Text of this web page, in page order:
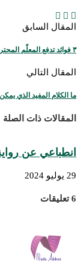
المقال السابق
٣ فوائد تدفع المعلّم المحترف للتفكير بجدّية في إنشاء مدوّنة شخصية
المقال التالي
ما الكلام المفيد الذي
المقالات ذات الصلة
انطباعي عن
29 يوليو 2024
6 تعليقات